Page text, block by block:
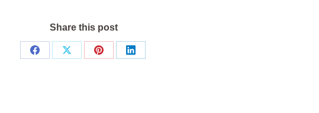
Share this post
Share
Share
Share
Share